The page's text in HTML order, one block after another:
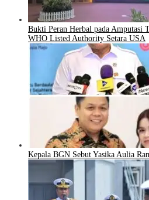
Bukti Peran Herbal pada Amputasi
WHO Listed Authority Setara USA
Kepala BGN Sebut Yasika Aulia